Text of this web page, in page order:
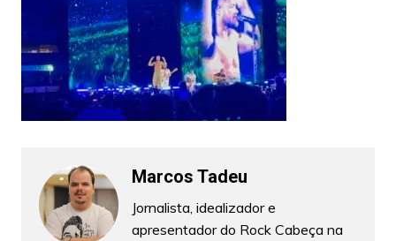
Marcos Tadeu
Jornalista, idealizador e
apresentador do Rock Cabeça na